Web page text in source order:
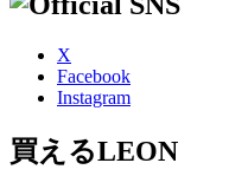
X
Facebook
Instagram
買えるLEON